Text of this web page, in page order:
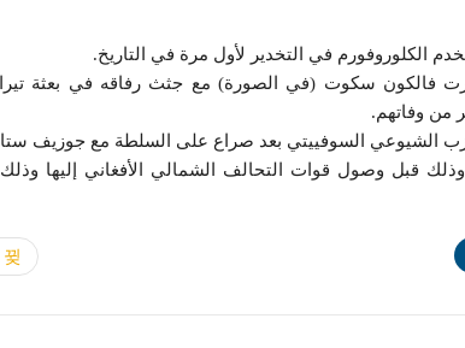
فالكون سكوت (في الصورة) مع جثث رفاقه في بعثة تيرا
من وفاتهم.
وذلك قبل وصول قوات التحالف الشمالي الأفغاني إليها وذلك